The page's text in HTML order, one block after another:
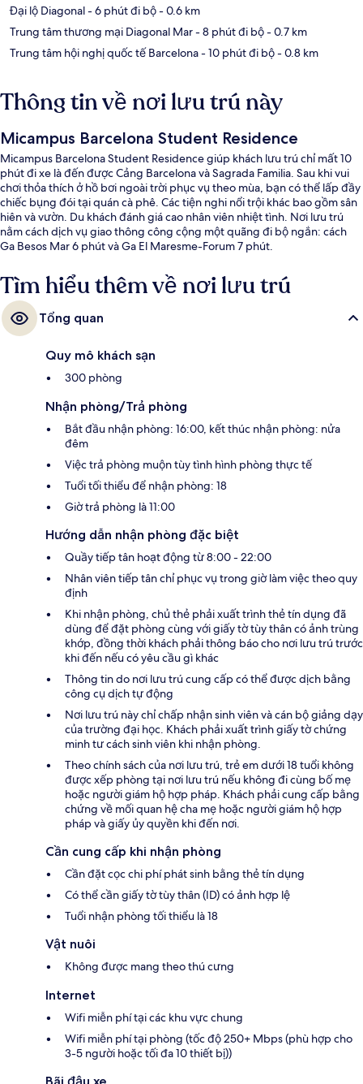
Đại lộ Diagonal- 6 phút đi bộ- 0.6 km
Trung tâm thương mại Diagonal Mar- 8 phút đi bộ- 0.7 km
Trung tâm hội nghị quốc tế Barcelona- 10 phút đi bộ- 0.8 km
Thông tin về nơi lưu trú này
Micampus Barcelona Student Residence
Micampus Barcelona Student Residence giúp khách lưu trú chỉ mất 10
phút đi xe là đến được Cảng Barcelona và Sagrada Familia. Sau khi vui
chơi thỏa thích ở hồ bơi ngoài trời phục vụ theo mùa, bạn có thể lấp đầy
chiếc bụng đói tại quán cà phê. Các tiện nghi nổi trội khác bao gồm sân
hiên và vườn. Du khách đánh giá cao nhân viên nhiệt tình. Nơi lưu trú
nằm cách dịch vụ giao thông công cộng một quãng đi bộ ngắn: cách
Ga Besos Mar 6 phút và Ga El Maresme-Forum 7 phút.
Tìm hiểu thêm về nơi lưu trú
Tổng quan
Quy mô khách sạn
300 phòng
Nhận phòng/Trả phòng
Bắt đầu nhận phòng: 16:00, kết thúc nhận phòng: nửa
đêm
Việc trả phòng muộn tùy tình hình phòng thực tế
Tuổi tối thiểu để nhận phòng: 18
Giờ trả phòng là 11:00
Hướng dẫn nhận phòng đặc biệt
Quầy tiếp tân hoạt động từ 8:00 - 22:00
Nhân viên tiếp tân chỉ phục vụ trong giờ làm việc theo quy
định
Khi nhận phòng, chủ thẻ phải xuất trình thẻ tín dụng đã
dùng để đặt phòng cùng với giấy tờ tùy thân có ảnh trùng
khớp, đồng thời khách phải thông báo cho nơi lưu trú trước
khi đến nếu có yêu cầu gì khác
Thông tin do nơi lưu trú cung cấp có thể được dịch bằng
công cụ dịch tự động
Nơi lưu trú này chỉ chấp nhận sinh viên và cán bộ giảng dạy
của trường đại học. Khách phải xuất trình giấy tờ chứng
minh tư cách sinh viên khi nhận phòng.
Theo chính sách của nơi lưu trú, trẻ em dưới 18 tuổi không
được xếp phòng tại nơi lưu trú nếu không đi cùng bố mẹ
hoặc người giám hộ hợp pháp. Khách phải cung cấp bằng
chứng về mối quan hệ cha mẹ hoặc người giám hộ hợp
pháp và giấy ủy quyền khi đến nơi.
Cần cung cấp khi nhận phòng
Cần đặt cọc chi phí phát sinh bằng thẻ tín dụng
Có thể cần giấy tờ tùy thân (ID) có ảnh hợp lệ
Tuổi nhận phòng tối thiểu là 18
Vật nuôi
Không được mang theo thú cưng
Internet
Wifi miễn phí tại các khu vực chung
Wifi miễn phí tại phòng (tốc độ 250+ Mbps (phù hợp cho
3-5 người hoặc tối đa 10 thiết bị))